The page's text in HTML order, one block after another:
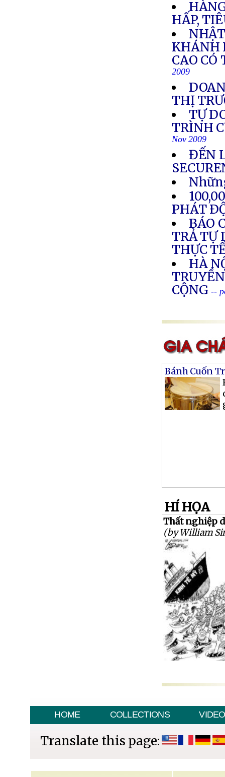
HẤP,
KHÁNH
CAO
2009
THỊ
TỰ
TRÌNH
Nov 2009
ĐẾN
PHÁT
BÁO
TRẢ TỰ
THỰC
HÀ
CỘNG--
Bánh Cuốn
HÍ HỌA
Thất nghiệp
(by William
HOME COLLECTIONS VIDEO
Translate this page: